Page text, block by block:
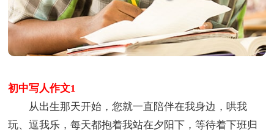
初中写人作文1
从出生那天开始，您就一直陪伴在我身边，哄我
玩、逗我乐，每天都抱着我站在夕阳下，等待着下班归